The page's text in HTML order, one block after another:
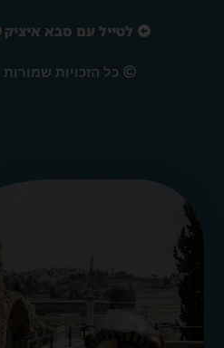
לטייל עם סבא איציק
כל הזכויות שמורות